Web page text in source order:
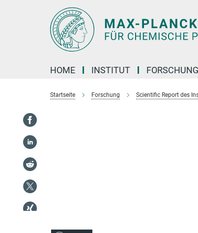
HOME INSTITUT FORSCHUNG
Startseite Forschung Scientific Report des